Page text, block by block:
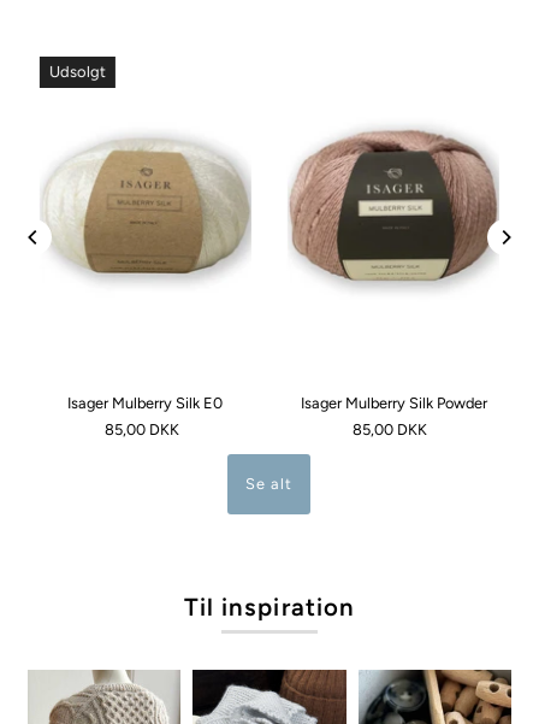
Udsolgt
Isager Mulberry Silk E0
85,00 DKK
Isager Mulberry Silk Powder
85,00 DKK
Se alt
Til inspiration